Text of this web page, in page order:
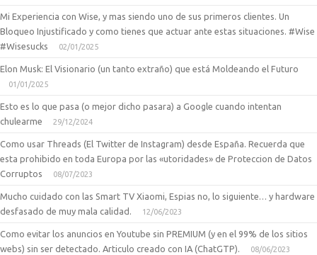
Mi Experiencia con Wise, y mas siendo uno de sus primeros clientes. Un
Bloqueo Injustificado y como tienes que actuar ante estas situaciones. #Wise
#Wisesucks
02/01/2025
Elon Musk: El Visionario (un tanto extraño) que está Moldeando el Futuro
01/01/2025
Esto es lo que pasa (o mejor dicho pasara) a Google cuando intentan
chulearme
29/12/2024
Como usar Threads (El Twitter de Instagram) desde España. Recuerda que
esta prohibido en toda Europa por las «utoridades» de Proteccion de Datos
Corruptos
08/07/2023
Mucho cuidado con las Smart TV Xiaomi, Espias no, lo siguiente… y hardware
desfasado de muy mala calidad.
12/06/2023
Como evitar los anuncios en Youtube sin PREMIUM (y en el 99% de los sitios
webs) sin ser detectado. Articulo creado con IA (ChatGTP).
08/06/2023